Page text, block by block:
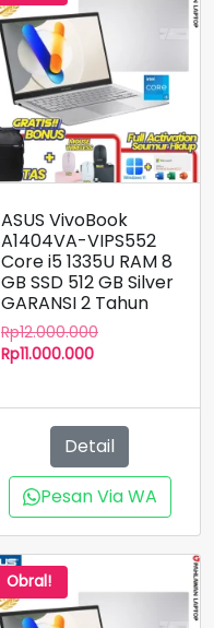
ASUS VivoBook
A1404VA-VIPS552
Core i5 1335U RAM 8
GB SSD 512 GB Silver
GARANSI 2 Tahun
Rp12.000.000Harga
Rp11.000.000Harga
Rp11.000.000.
Detail
Pesan Via WA
Obral!